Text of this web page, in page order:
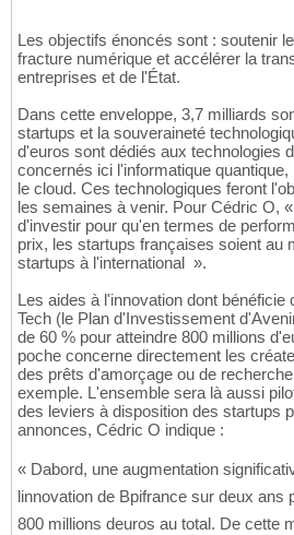
Les objectifs énoncés sont : soutenir
fracture numérique et accélérer la
entreprises et de l'État.
Dans cette enveloppe, 3,7 milliards
startups et la souveraineté
d'euros sont dédiés aux technologies
concernés ici l'informatique
le cloud. Ces technologiques feront
les semaines à venir. Pour Cédric O,
d'investir pour qu'en termes de
prix, les startups françaises soient au
startups à l'international ».
Les aides à l'innovation dont bénéficie
Tech (le Plan d'Investissement
de 60 % pour atteindre 800 millions
poche concerne directement les
des prêts d'amorçage ou de
exemple. L'ensemble sera là aussi
des leviers à disposition des startups
annonces, Cédric O indique :
« Dabord, une augmentation
linnovation de Bpifrance sur deux ans
800 millions deuros au total. De cette